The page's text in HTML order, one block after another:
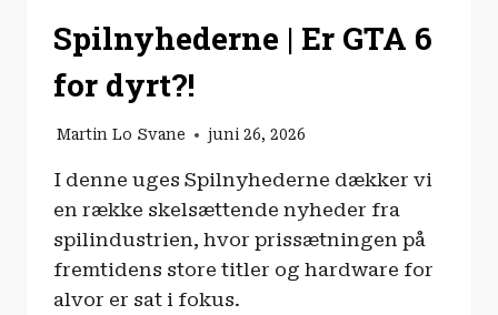
Spilnyhederne | Er GTA 6
for dyrt?!
Martin Lo Svane juni 26, 2026
I denne uges Spilnyhederne dækker vi
en række skelsættende nyheder fra
spilindustrien, hvor prissætningen på
fremtidens store titler og hardware for
alvor er sat i fokus.